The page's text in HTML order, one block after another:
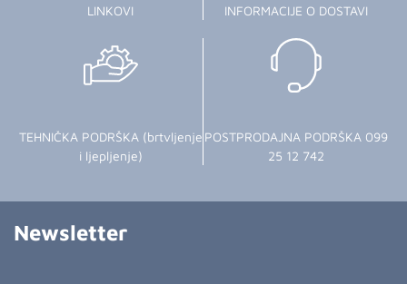
LINKOVI
INFORMACIJE O DOSTAVI
TEHNIČKA PODRŠKA (brtvljenje
i ljepljenje)
POSTPRODAJNA PODRŠKA 099
25 12 742
Newsletter